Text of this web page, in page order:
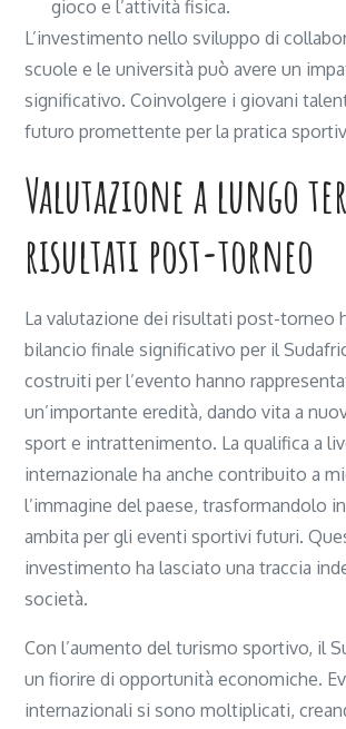
gioco e l’attività fisica.
L’investimento nello sviluppo di
scuole e le università può avere un
significativo. Coinvolgere i giovani
futuro promettente per la pratica
Valutazione a lungo
risultati post-torneo
La valutazione dei risultati post-torneo
bilancio finale significativo per il
costruiti per l’evento hanno
un’importante eredità, dando vita a
sport e intrattenimento. La qualifica a
internazionale ha anche contribuito a
l’immagine del paese, trasformandolo
ambita per gli eventi sportivi futuri.
investimento ha lasciato una traccia
società.
Con l’aumento del turismo sportivo, il
un fiorire di opportunità economiche.
internazionali si sono moltiplicati,